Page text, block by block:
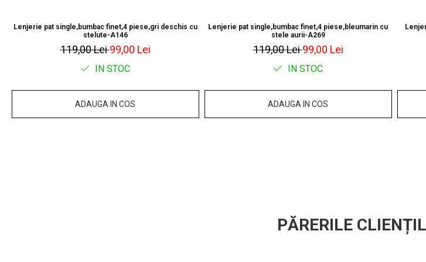
Lenjerie pat single,bumbac finet,4 piese,gri deschis cu
stelute-A146
119,00 Lei99,00 Lei
IN STOC
ADAUGA IN COS
Lenjerie pat single,bumbac finet,4 piese,bleumarin cu
stele aurii-A269
119,00 Lei99,00 Lei
IN STOC
ADAUGA IN COS
PĂRERILE